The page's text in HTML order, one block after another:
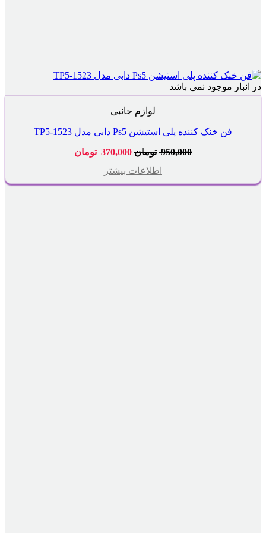
در انبار موجود نمی باشد
لوازم جانبی
فن خنک کننده پلی استیشن Ps5 دابی مدل TP5-1523
950,000 تومان قیمت
370,000 تومان
اطلاعات بیشتر